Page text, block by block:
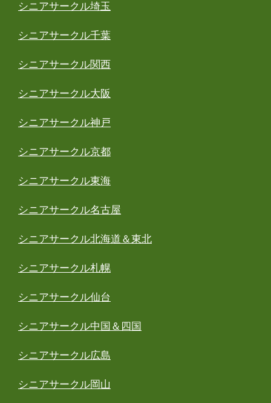
シニアサークル埼玉
シニアサークル千葉
シニアサークル関西
シニアサークル大阪
シニアサークル神戸
シニアサークル京都
シニアサークル東海
シニアサークル名古屋
シニアサークル北海道＆東北
シニアサークル札幌
シニアサークル仙台
シニアサークル中国＆四国
シニアサークル広島
シニアサークル岡山